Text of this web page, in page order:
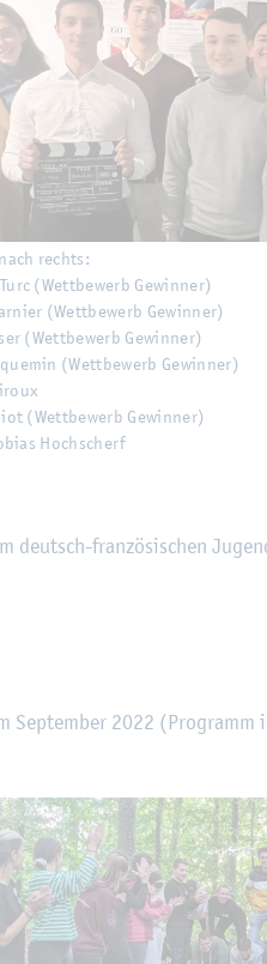
rechts:
(Wett­be­werb Ge­win­ner)
(Wett­be­werb Ge­win­ner)
(Wett­be­werb Ge­win­ner)
(Wett­be­werb Ge­win­ner)
(Wett­be­werb Ge­win­ner)
Hoch­scherf
deutsch-fran­zö­si­schen
Sep­tem­ber 2022 (Pro­gramm